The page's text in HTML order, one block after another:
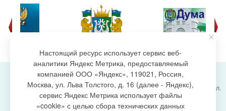
создание сайта
Администрация городского поселения Излучинск, ул.
Энергетиков, 6, пгт. Излучинск, Нижневартовский
район,
Настоящий ресурс использует сервис веб-
аналитики Яндекс Метрика, предоставляемый
компанией ООО «Яндекс», 119021, Россия,
Москва, ул. Льва Толстого, д. 16 (далее - Яндекс),
сервис Яндекс Метрика использует файлы
«cookie» с целью сбора технических данных